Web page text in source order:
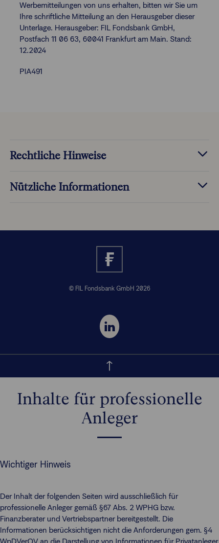
Werbemitteilungen von uns erhalten, bitten wir Sie um
Ihre schriftliche Mitteilung an den Herausgeber dieser
Unterlage. Herausgeber: FIL Fondsbank GmbH,
Postfach 11 06 63, 60041 Frankfurt am Main. Stand:
12.2024
PIA491
Rechtliche Hinweise
Nützliche Informationen
© FIL Fondsbank GmbH 2026
Inhalte für professionelle
Anleger
Wichtiger Hinweis
Der Inhalt der folgenden Seiten wird ausschließlich für
professionelle Anleger gemäß §67 Abs. 2 WPHG bzw.
Finanzberater und Vertriebspartner bereitgestellt. Die
Informationen berücksichtigen nicht die Anforderungen gem. §4